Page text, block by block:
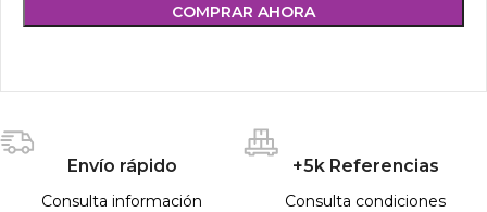
COMPRAR AHORA
Envío rápido
Consulta información
+5k Referencias
Consulta condiciones